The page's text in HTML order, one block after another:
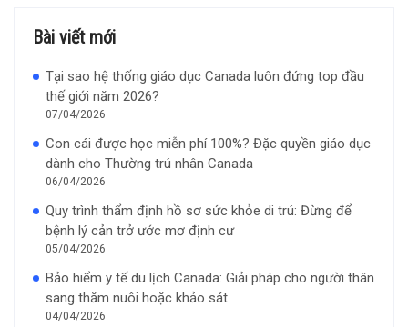
Bài viết mới
Tại sao hệ thống giáo dục Canada luôn đứng top đầu
thế giới năm 2026?
07/04/2026
Con cái được học miễn phí 100%? Đặc quyền giáo dục
dành cho Thường trú nhân Canada
06/04/2026
Quy trình thẩm định hồ sơ sức khỏe di trú: Đừng để
bệnh lý cản trở ước mơ định cư
05/04/2026
Bảo hiểm y tế du lịch Canada: Giải pháp cho người thân
sang thăm nuôi hoặc khảo sát
04/04/2026